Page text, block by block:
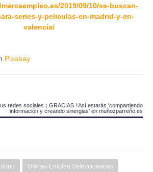
2019/09/10/se-buscan-
series-y-peliculas-en-madrid-y-en-
valencia/
Pixabay
redes sociales ¡ GRACIAS ! Así estarás 'compartiendo
información y creando sinergias' en muñozparreño.es
Ofertas Empleo Seleccionadas